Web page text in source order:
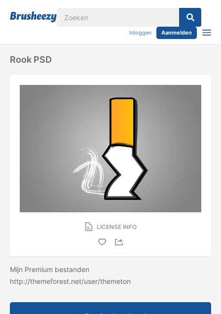
Inloggen Aanmelden
Rook PSD
LICENSE INFO
Mijn Premium bestanden
http://themeforest.net/user/themeton